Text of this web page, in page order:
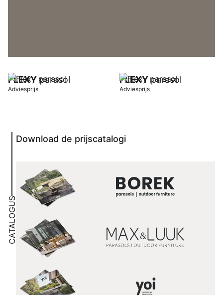
FLEXYparasol
Adviesprijs
FLEXYparasol
Adviesprijs
CATALOGUS
Download de prijscatalogi